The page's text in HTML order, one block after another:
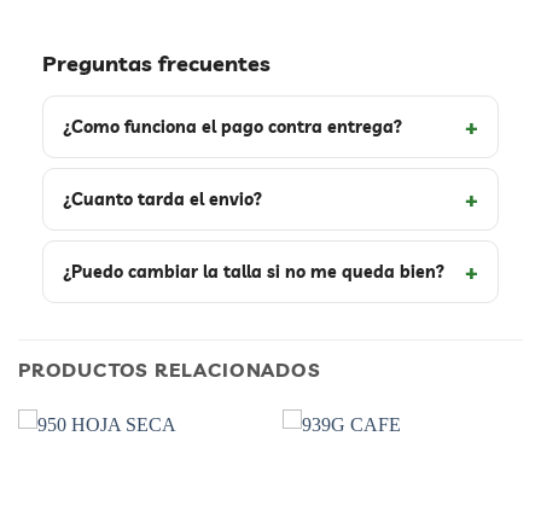
Preguntas frecuentes
¿Como funciona el pago contra entrega?
¿Cuanto tarda el envio?
¿Puedo cambiar la talla si no me queda bien?
PRODUCTOS RELACIONADOS